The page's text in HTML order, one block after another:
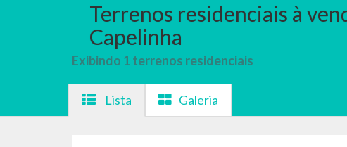
Terrenos residenciais à
Capelinha
Exibindo 1 terrenos residenciais
Lista Galeria